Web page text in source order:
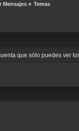
Mensajes» Temas
que sólo puedes ver